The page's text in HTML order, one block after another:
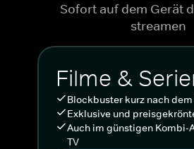
Sofort auf dem Gerät
streamen
Filme &
Blockbuster kurz nach dem
Exklusive und
Auch im günstigen Kombi-
TV